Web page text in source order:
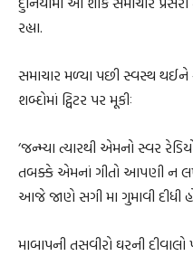
રહ્યા.
સમાચાર મળ્યા પછી સ્વસ્થ
શબ્દોમાં ટ્વિટર પર મૂકીઃ
‘જન્મ્યા ત્યારથી એમનો સ્વર
તબક્કે એમનાં ગીતો આપણી ન
આજે જાણે સગી મા ગુમાવી દીધી
માબાપની તસવીરો ઘરની